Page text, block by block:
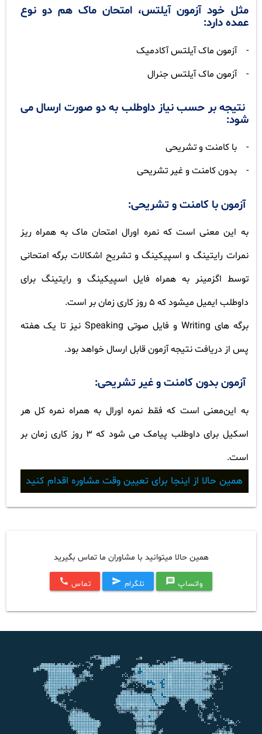
مثل خود آزمون آیلتس، امتحان ماک هم دو نوع
عمده دارد:
-
آزمون ماک آیلتس آکادمیک
-
آزمون ماک آیلتس جنرال
نتیجه بر حسب نیاز داوطلب به دو صورت ارسال می
شود:
-
با کامنت و تشریحی
-
بدون کامنت و غیر تشریحی
آزمون با کامنت و تشریحی:
به این معنی است که نمره اورال امتحان ماک به همراه ریز
نمرات رایتینگ و اسپیکینگ و تشریح اشکالات برگه امتحانی
توسط اگزمینر به همراه فایل اسپیکینگ و رایتینگ برای
داوطلب ایمیل میشود که 5 روز کاری زمان بر است.
برگه های Writing و فایل صوتی Speaking نیز تا یک هفته
پس از دریافت نتیجه آزمون قابل ارسال خواهد بود.
آزمون بدون کامنت و غیر تشریحی:
به این‌معنی است که فقط نمره اورال به همراه نمره کل هر
اسکیل برای داوطلب پیامک می شود که 3 روز کاری زمان بر
است.
همین حالا از اینجا برای تعیین وقت مشاوره اقدام کنید
همین حالا میتوانید با مشاوران ما تماس بگیرید
واتساپ message تلگرام send تماس call